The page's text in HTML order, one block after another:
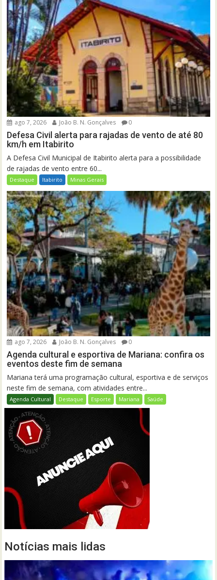
ago 7, 2026 João B. N. Gonçalves 0
Defesa Civil alerta para rajadas de vento de até 80
km/h em Itabirito
A Defesa Civil Municipal de Itabirito alerta para a possibilidade
de rajadas de vento entre 60...
Destaque Itabirito Minas Gerais
ago 7, 2026 João B. N. Gonçalves 0
Agenda cultural e esportiva de Mariana: confira os
eventos deste fim de semana
Mariana terá uma programação cultural, esportiva e de serviços
neste fim de semana, com atividades entre...
Agenda Cultural Destaque Esporte Mariana Saúde
Notícias mais lidas